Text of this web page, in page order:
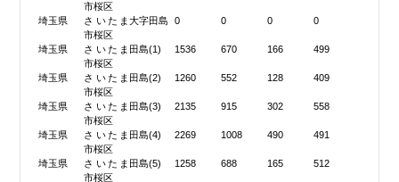
市桜区
埼玉県
さいたま
市桜区
大字田島 0 0 0 0
埼玉県
さいたま
市桜区
田島(1) 1536 670 166 499
埼玉県
さいたま
市桜区
田島(2) 1260 552 128 409
埼玉県
さいたま
市桜区
田島(3) 2135 915 302 558
埼玉県
さいたま
市桜区
田島(4) 2269 1008 490 491
埼玉県
さいたま
市桜区
田島(5) 1258 688 165 512